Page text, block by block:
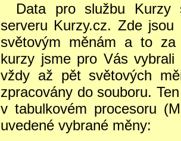
Data pro službu Kurzy
serveru Kurzy.cz. Zde
světovým měnám a to za
kurzy jsme pro Vás
vždy až pět světových
zpracovány do souboru.
v tabulkovém procesoru
uvedené vybrané měny: